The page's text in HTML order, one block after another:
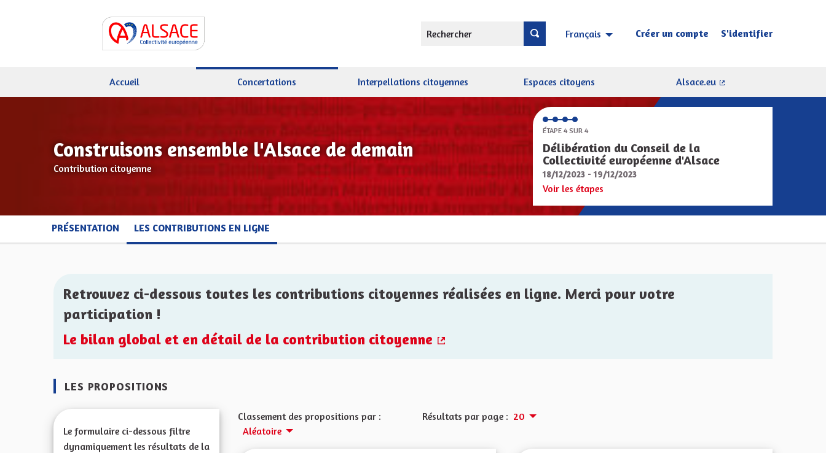
Rechercher Français Choisir la langue Sprache wählen
Créer un compte S'identifier
Accueil Concertations Interpellations citoyennes Espaces citoyens
Alsace.eu
Construisons ensemble l'Alsace de demain
Contribution citoyenne
ÉTAPE 4 SUR 4
Délibération du Conseil de la
Collectivité européenne d'Alsace
18/12/2023 - 19/12/2023
Voir les étapes
PRÉSENTATION LES CONTRIBUTIONS EN LIGNE
Retrouvez ci-dessous toutes les contributions citoyennes réalisées en ligne. Merci pour votre
participation !
Le bilan global et en détail de la contribution citoyenne
LES PROPOSITIONS
Le formulaire ci-dessous filtre
dynamiquement les résultats de la
Classement des propositions par :
Aléatoire
Résultats par page : 20